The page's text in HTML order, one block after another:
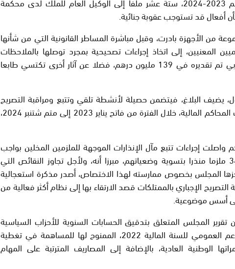
أفعال قد تستوجب عقوبة جنائية.
من الأجهزة بادرت، وقبل مباشرة المساطر القانونية التي من شأنها
المعنيين، إلى اتخاذ إجراءات تصحيحية بمجرد توصلها بالملاحظات
الأولية، كان لها وقع مالي إيجابي تم تقديره في 139 مليون درهم، فضلا عن آثار أخرى تكتسي طابعا
يضيف البلاغ، فيتضمن حصيلة لأنشطة تلقي وتتبع ومراقبة التصريح
الإجباري بالممتلكات، حيث تلقت المحاكم المالية، خلال الفترة من فاتح يناير 2023 إلى متم شتنبر 2024،
واصلت إجراءات تتبع مآل الإنذارات الموجهة للملزمين المخلين بواجب
التصريح، حيث سجلت قيام 340 ملزما منذرا بتسوية وضعياتهم، مبرزا أنه، ولأجل تجاوز النقائص التي
المجلس بخصوص ممارسته لهذا الاختصاص، أصدر مذكرة استعجالية
الإجباري بالممتلكات قصد الارتقاء بها إلى نظام أكثر فعالية من
أسس موضوعية.
المجلس المتعلق بتدقيق الحسابات السنوية للأحزاب السياسية
وفحص صحة نفقاتها برسم الدعم العمومي للسنة المالية 2022، الممنوح لها للمساهمة في تغطية
الوطنية العادية، بالإضافة إلى المصاريف المترتبة على المهام